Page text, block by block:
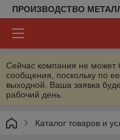
ПРОИЗВОДСТВО
Сейчас компания не может
сообщения, поскольку по
выходной. Ваша заявка
рабочий день.
Каталог товаров и